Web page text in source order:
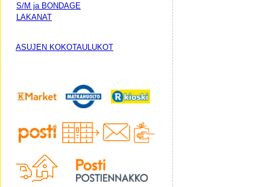
S/M ja BONDAGE
LAKANAT
ASUJEN KOKOTAULUKOT